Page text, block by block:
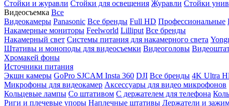
Стойки и журавли Стойки для освещения Журавли Стойки
Видеосъемка Все
Видеокамеры Panasonic Все бренды Full HD Профессиональные
Накамерные мониторы Feelworld Lilliput Все бренды
Накамерный свет Системы питания для накамерного света
Штативы и моноподы для видеосъемки Видеоголовы
Хромакей фоны
Источники питания
Экшн камеры GoPro SJCAM Insta 360 DJI Все бренды 4K Ultra
Микрофоны для видеокамер Аксессуары для видео микрофонов
Кольцевые лампы Со штативом C держателем для телефона
Риги и плечевые упоры Наплечные штативы Держатели и